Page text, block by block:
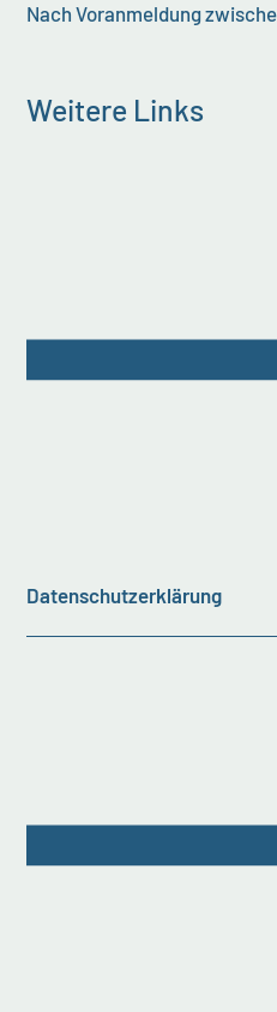
Nach Voranmeldung
Weitere Links
Datenschutzerklärung